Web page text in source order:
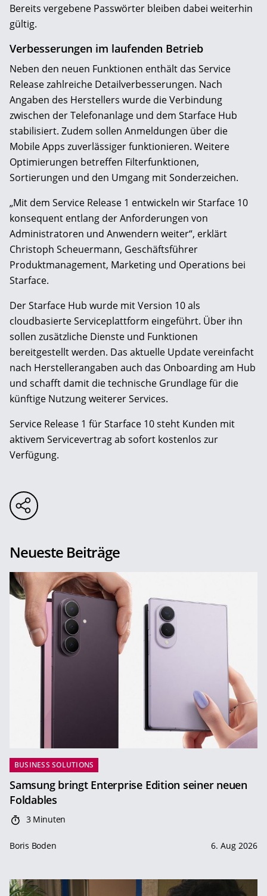
Bereits vergebene Passwörter bleiben dabei weiterhin
gültig.
Verbesserungen im laufenden Betrieb
Neben den neuen Funktionen enthält das Service
Release zahlreiche Detailverbesserungen. Nach
Angaben des Herstellers wurde die Verbindung
zwischen der Telefonanlage und dem Starface Hub
stabilisiert. Zudem sollen Anmeldungen über die
Mobile Apps zuverlässiger funktionieren. Weitere
Optimierungen betreffen Filterfunktionen,
Sortierungen und den Umgang mit Sonderzeichen.
„Mit dem Service Release 1 entwickeln wir Starface 10
konsequent entlang der Anforderungen von
Administratoren und Anwendern weiter“, erklärt
Christoph Scheuermann, Geschäftsführer
Produktmanagement, Marketing und Operations bei
Starface.
Der Starface Hub wurde mit Version 10 als
cloudbasierte Serviceplattform eingeführt. Über ihn
sollen zusätzliche Dienste und Funktionen
bereitgestellt werden. Das aktuelle Update vereinfacht
nach Herstellerangaben auch das Onboarding am Hub
und schafft damit die technische Grundlage für die
künftige Nutzung weiterer Services.
Service Release 1 für Starface 10 steht Kunden mit
aktivem Servicevertrag ab sofort kostenlos zur
Verfügung.
Neueste Beiträge
BUSINESS SOLUTIONS
Samsung bringt Enterprise Edition seiner neuen
Foldables
3 Minuten
Boris Boden 6. Aug 2026